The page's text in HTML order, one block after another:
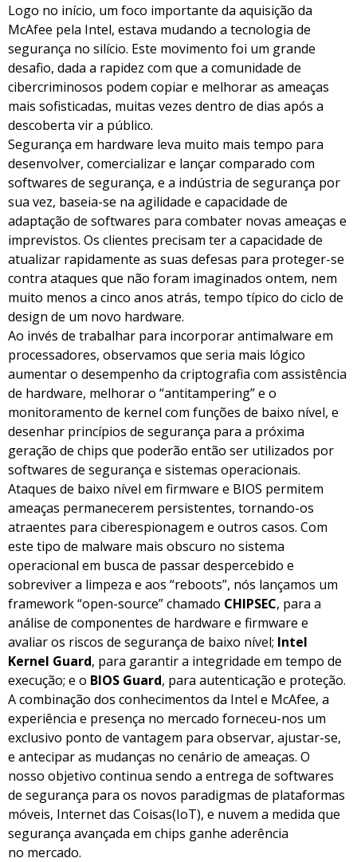
Logo no início, um foco importante da aquisição da
McAfee pela Intel, estava mudando a tecnologia de
segurança no silício. Este movimento foi um grande
desafio, dada a rapidez com que a comunidade de
cibercriminosos podem copiar e melhorar as ameaças
mais sofisticadas, muitas vezes dentro de dias após a
descoberta vir a público.
Segurança em hardware leva muito mais tempo para
desenvolver, comercializar e lançar comparado com
softwares de segurança, e a indústria de segurança por
sua vez, baseia-se na agilidade e capacidade de
adaptação de softwares para combater novas ameaças e
imprevistos. Os clientes precisam ter a capacidade de
atualizar rapidamente as suas defesas para proteger-se
contra ataques que não foram imaginados ontem, nem
muito menos a cinco anos atrás, tempo típico do ciclo de
design de um novo hardware.
Ao invés de trabalhar para incorporar antimalware em
processadores, observamos que seria mais lógico
aumentar o desempenho da criptografia com assistência
de hardware, melhorar o “antitampering” e o
monitoramento de kernel com funções de baixo nível, e
desenhar princípios de segurança para a próxima
geração de chips que poderão então ser utilizados por
softwares de segurança e sistemas operacionais.
Ataques de baixo nível em firmware e BIOS permitem
ameaças permanecerem persistentes, tornando-os
atraentes para ciberespionagem e outros casos. Com
este tipo de malware mais obscuro no sistema
operacional em busca de passar despercebido e
sobreviver a limpeza e aos “reboots”, nós lançamos um
framework “open-source” chamado CHIPSEC, para a
análise de componentes de hardware e firmware e
avaliar os riscos de segurança de baixo nível; Intel
Kernel Guard, para garantir a integridade em tempo de
execução; e o BIOS Guard, para autenticação e proteção.
A combinação dos conhecimentos da Intel e McAfee, a
experiência e presença no mercado forneceu-nos um
exclusivo ponto de vantagem para observar, ajustar-se,
e antecipar as mudanças no cenário de ameaças. O
nosso objetivo continua sendo a entrega de softwares
de segurança para os novos paradigmas de plataformas
móveis, Internet das Coisas(IoT), e nuvem a medida que
segurança avançada em chips ganhe aderência
no mercado.